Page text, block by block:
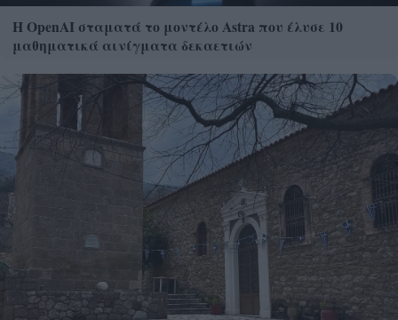
Η OpenAI σταματά το μοντέλο Astra που έλυσε 10
μαθηματικά αινίγματα δεκαετιών